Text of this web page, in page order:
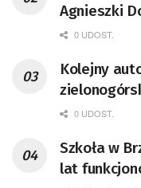
Agnieszki
0 UDOST.
Kolejny
0 UDOST.
Szkoła w
lat